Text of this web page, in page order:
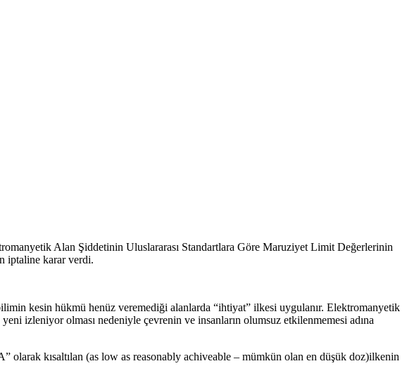
Alan Şiddetinin Uluslararası Standartlara Göre Maruziyet Limit Değerlerinin
iptaline karar verdi.
kesin hükmü henüz veremediği alanlarda “ihtiyat” ilkesi uygulanır. Elektromanyetik
izleniyor olması nedeniyle çevrenin ve insanların olumsuz etkilenmemesi adına
kısaltılan (as low as reasonably achiveable – mümkün olan en düşük doz)ilkenin